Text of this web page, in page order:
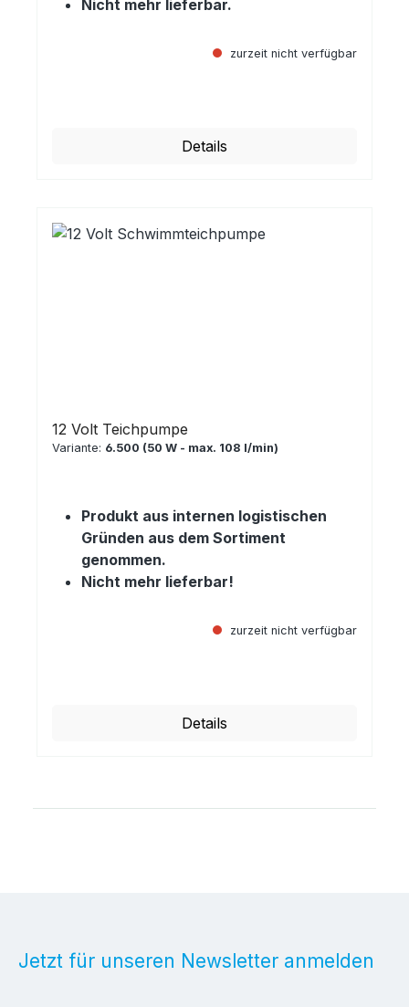
Nicht mehr lieferbar.
zurzeit nicht verfügbar
Details
12 Volt Teichpumpe
Variante: 6.500 (50 W - max. 108 l/min)
Produkt aus internen logistischen
Gründen aus dem Sortiment
genommen.
Nicht mehr lieferbar!
zurzeit nicht verfügbar
Details
Jetzt für unseren Newsletter anmelden